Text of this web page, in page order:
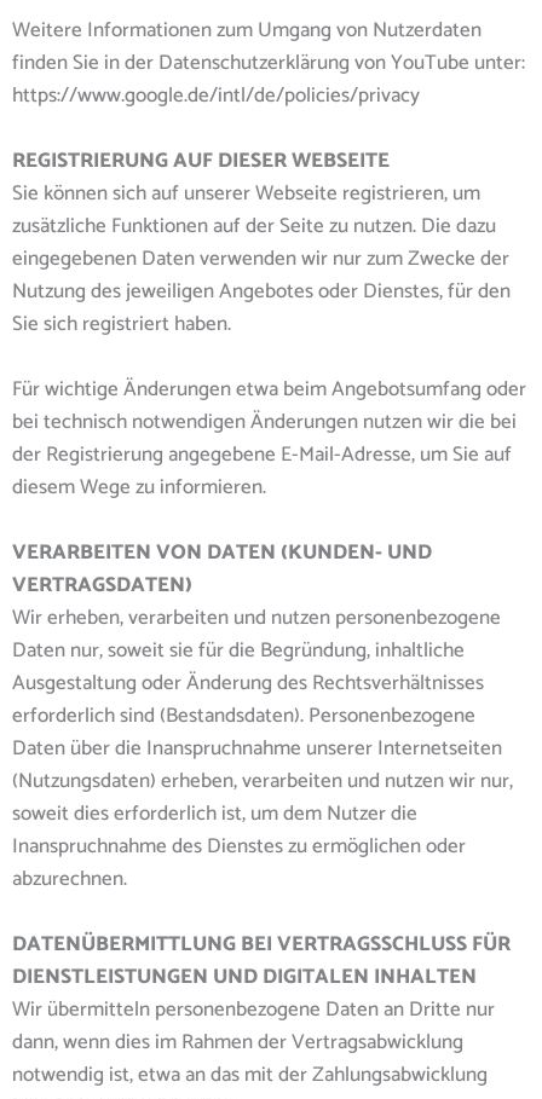
Weitere Informationen zum Umgang von Nutzerdaten
finden Sie in der Datenschutzerklärung von YouTube unter:
https://www.google.de/intl/de/policies/privacy
REGISTRIERUNG AUF DIESER WEBSEITE
Sie können sich auf unserer Webseite registrieren, um
zusätzliche Funktionen auf der Seite zu nutzen. Die dazu
eingegebenen Daten verwenden wir nur zum Zwecke der
Nutzung des jeweiligen Angebotes oder Dienstes, für den
Sie sich registriert haben.
Für wichtige Änderungen etwa beim Angebotsumfang oder
bei technisch notwendigen Änderungen nutzen wir die bei
der Registrierung angegebene E-Mail-Adresse, um Sie auf
diesem Wege zu informieren.
VERARBEITEN VON DATEN (KUNDEN- UND
VERTRAGSDATEN)
Wir erheben, verarbeiten und nutzen personenbezogene
Daten nur, soweit sie für die Begründung, inhaltliche
Ausgestaltung oder Änderung des Rechtsverhältnisses
erforderlich sind (Bestandsdaten). Personenbezogene
Daten über die Inanspruchnahme unserer Internetseiten
(Nutzungsdaten) erheben, verarbeiten und nutzen wir nur,
soweit dies erforderlich ist, um dem Nutzer die
Inanspruchnahme des Dienstes zu ermöglichen oder
abzurechnen.
DATENÜBERMITTLUNG BEI VERTRAGSSCHLUSS FÜR
DIENSTLEISTUNGEN UND DIGITALEN INHALTEN
Wir übermitteln personenbezogene Daten an Dritte nur
dann, wenn dies im Rahmen der Vertragsabwicklung
notwendig ist, etwa an das mit der Zahlungsabwicklung